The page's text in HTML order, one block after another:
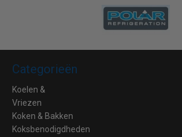
Categorieën
Koelen &
Vriezen
Koken & Bakken
Koksbenodigdheden